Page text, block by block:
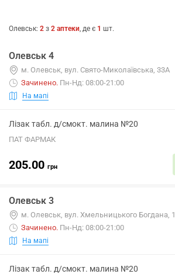
Олевськ: 2 з 2 аптеки, де є 1 шт.
Олевськ 4
м. Олевськ, вул. Свято-Миколаївська, 33А
Зачинено. Пн-Нд: 08:00-21:00
На мапі
Лізак табл. д/смокт. малина №20
ПАТ ФАРМАК
205.00 грн
Олевськ 3
м. Олевськ, вул. Хмельницького Богдана, 1
Зачинено. Пн-Нд: 08:00-21:00
На мапі
Лізак табл. д/смокт. малина №20